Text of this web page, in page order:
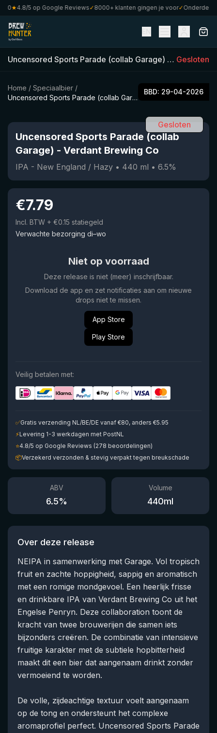
★4.8/5 op Google Reviews✓8000+ klanten gingen je voor✓Onderdeel
Uncensored Sports Parade (collab Garage) Verdant
Gesloten
Home / Speciaalbier /
Uncensored Sports Parade (collab Garage)
BBD: 29-04-2026
Gesloten
Uncensored Sports Parade (collab
Garage) - Verdant Brewing Co
IPA - New England / Hazy • 440 ml • 6.5%
€7.79
Incl. BTW + €0.15 statiegeld
Verwachte bezorging di–wo
Niet op voorraad
Deze release is niet (meer) inschrijfbaar.
Download de app en zet notificaties aan om nieuwe
drops niet te missen.
App Store
Play Store
Veilig betalen met:
✅Gratis verzending NL/BE/DE vanaf €80, anders €5.95
⚡Levering 1-3 werkdagen met PostNL
⭐4.8/5 op Google Reviews (278 beoordelingen)
📦Verzekerd verzonden & stevig verpakt tegen breukschade
ABV
6.5%
Volume
440ml
Over deze release
NEIPA in samenwerking met Garage. Vol tropisch
fruit en zachte hoppigheid, sappig en aromatisch
met een romige mondgevoel. Een heerlijk frisse
en drinkbare IPA van Verdant Brewing Co uit het
Engelse Penryn. Deze collaboration toont de
kracht van twee brouwerijen die samen iets
bijzonders creëren. De combinatie van intensieve
fruitige karakter met de subtiele hopbitterheid
maakt dit een bier dat aangenaam drinkt zonder
vermoeiend te worden.
De volle, zijdeachtige textuur voelt aangenaam
op de tong en ondersteunt het complexe
aromaprofiel perfect. Uncensored Sports Parade